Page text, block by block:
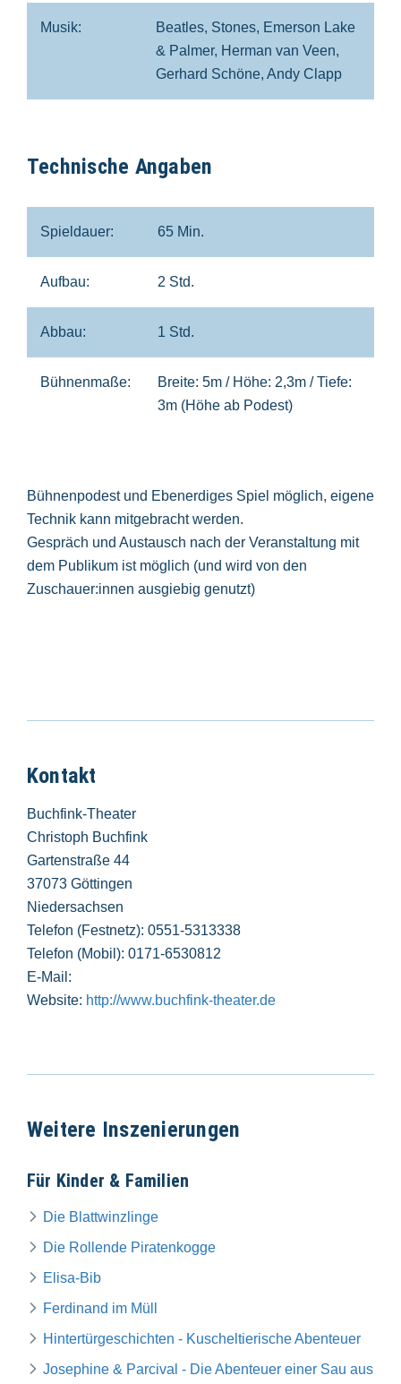
Musik:
Beatles, Stones, Emerson Lake
& Palmer, Herman van Veen,
Gerhard Schöne, Andy Clapp
Technische Angaben
Spieldauer: 65 Min.
Aufbau: 2 Std.
Abbau: 1 Std.
Bühnenmaße:
Breite: 5m / Höhe: 2,3m / Tiefe:
3m (Höhe ab Podest)
Bühnenpodest und Ebenerdiges Spiel möglich, eigene
Technik kann mitgebracht werden.
Gespräch und Austausch nach der Veranstaltung mit
dem Publikum ist möglich (und wird von den
Zuschauer:innen ausgiebig genutzt)
Kontakt
Buchfink-Theater
Christoph Buchfink
Gartenstraße 44
37073 Göttingen
Niedersachsen
Telefon (Festnetz): 0551-5313338
Telefon (Mobil): 0171-6530812
E-Mail:
Website: http://www.buchfink-theater.de
Weitere Inszenierungen
Für Kinder & Familien
Die Blattwinzlinge
Die Rollende Piratenkogge
Elisa-Bib
Ferdinand im Müll
Hintertürgeschichten - Kuscheltierische Abenteuer
Josephine & Parcival - Die Abenteuer einer Sau aus